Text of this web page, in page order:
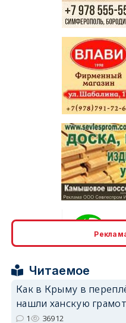
Читаемое
Как в Крыму в
нашли ханскую
1 36912